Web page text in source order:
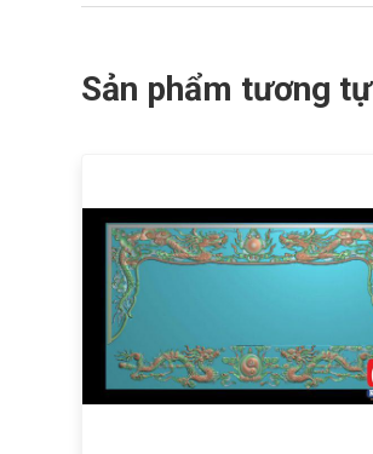
Sản phẩm tương tự